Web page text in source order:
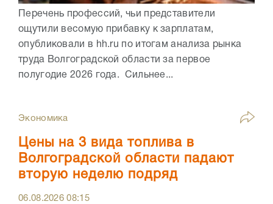
Перечень профессий, чьи представители
ощутили весомую прибавку к зарплатам,
опубликовали в hh.ru по итогам анализа рынка
труда Волгоградской области за первое
полугодие 2026 года. Сильнее...
Экономика
Цены на 3 вида топлива в
Волгоградской области падают
вторую неделю подряд
06.08.202608:15